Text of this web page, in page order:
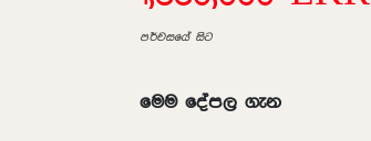
පර්චසයේ සිට
මෙම දේපල ගැන